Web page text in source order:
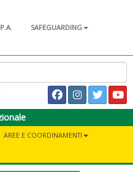
SAFEGUARDING
AREE E COORDINAMENTI